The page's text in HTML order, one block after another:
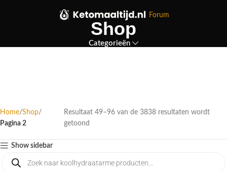
Forum
Shop
Categorieën
Home Shop
Pagina 2
Resultaat 49–96 van de 3838 resultaten wordt
getoond
Show sidebar